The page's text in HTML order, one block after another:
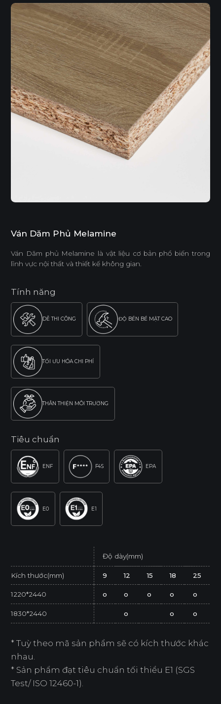
Ván Dăm Phủ Melamine
Ván Dăm phủ Melamine là vật liệu cơ bản phổ biến trong
lĩnh vực nội thất và thiết kế không gian.
Tính năng
DỄ THI CÔNG ĐỘ BỀN BỀ MẶT CAO
TỐI ƯU HÓA CHI PHÍ
THÂN THIỆN MÔI TRƯỜNG
Tiêu chuẩn
ENF F4S EPA
E0 E1
Độ dày(mm)
Kích thước(mm) 9 12 15 18 25
1220*2440 o o o o o
1830*2440 o o o
* Tuỳ theo mã sản phẩm sẽ có kích thước khác
nhau.
* Sản phẩm đạt tiêu chuẩn tối thiểu E1 (SGS
Test/ ISO 12460-1).